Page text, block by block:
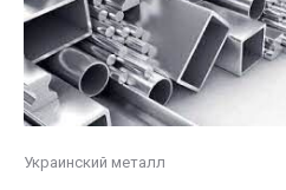
Украинский металл